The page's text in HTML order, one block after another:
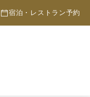
宿泊・レストラン予約